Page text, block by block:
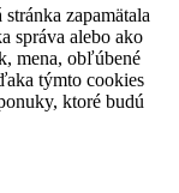
zapamätala
správa alebo ako
mena, obľúbené
týmto cookies
ktoré budú